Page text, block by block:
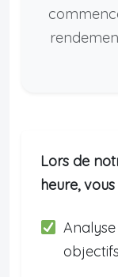
Lors de
heure,